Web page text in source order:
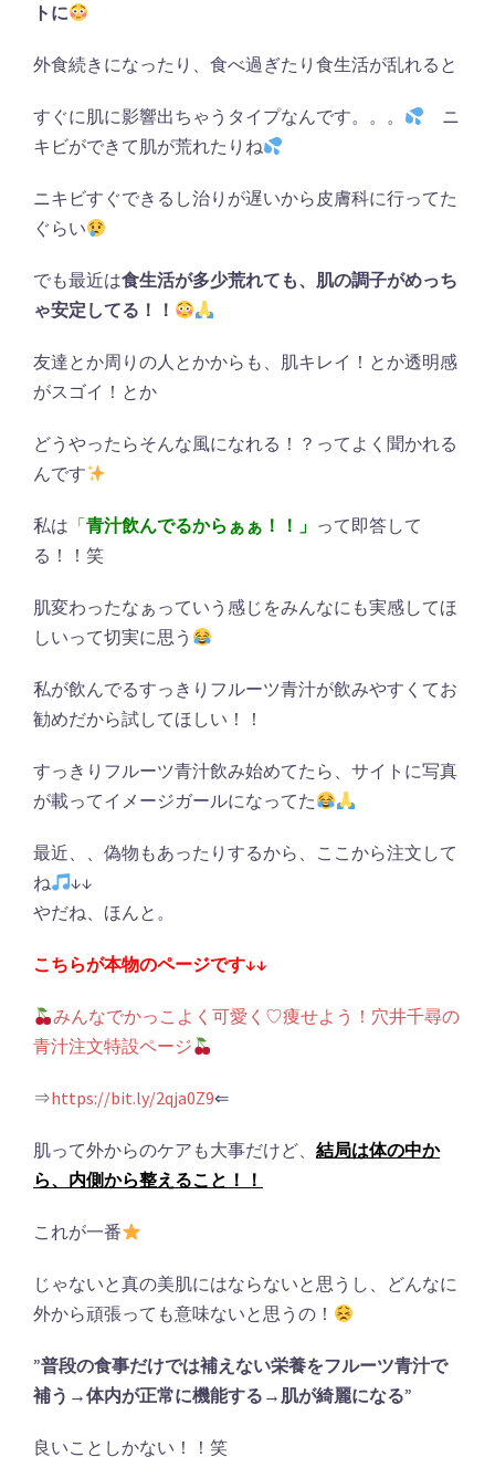
トに
外食続きになったり、食べ過ぎたり食生活が乱れると
すぐに肌に影響出ちゃうタイプなんです。。。
ニ
キビができて肌が荒れたりね
ニキビすぐできるし治りが遅いから皮膚科に行ってた
ぐらい
でも最近は食生活が多少荒れても、肌の調子がめっち
ゃ安定してる！！
友達とか周りの人とかからも、肌キレイ！とか透明感
がスゴイ！とか
どうやったらそんな風になれる！？ってよく聞かれる
んです
私は 「青汁飲んでるからぁぁ！！」 って即答して
る！！笑
肌変わったなぁっていう感じをみんなにも実感してほ
しいって切実に思う
私が飲んでるすっきりフルーツ青汁が飲みやすくてお
勧めだから試してほしい！！
すっきりフルーツ青汁飲み始めてたら、サイトに写真
が載ってイメージガールになってた
最近、、偽物もあったりするから、ここから注文して
ね
↓↓
やだね、ほんと。
こちらが本物のページです↓↓
みんなでかっこよく可愛く♡痩せよう！穴井千尋の
青汁注文特設ページ
⇒https://bit.ly/2qja0Z9⇐
肌って外からのケアも大事だけど、 結局は体の中か
ら、内側から整えること！！
これが一番
じゃないと真の美肌にはならないと思うし、どんなに
外から頑張っても意味ないと思うの！
”普段の食事だけでは補えない栄養をフルーツ青汁で
補う→体内が正常に機能する→肌が綺麗になる”
良いことしかない！！笑